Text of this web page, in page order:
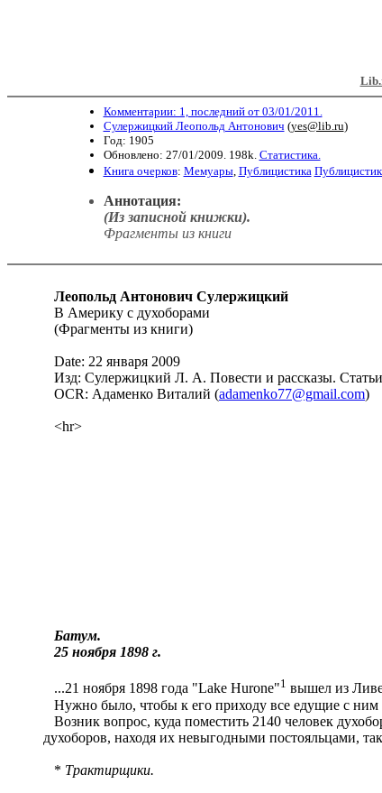
Комментарии: 1, последний от 03/01/2011.
Сулержицкий Леопольд Антонович (yes@lib.ru)
Год: 1905
Обновлено: 27/01/2009. 198k. Статистика.
Книга очерков: Мемуары, Публицистика
Аннотация:
(Из записной книжки).
Фрагменты из книги
Леопольд Антонович Сулержицкий
В Америку с духоборами
(Фрагменты из книги)
Date: 22 января 2009
Изд: Сулержицкий Л. А. Повести и рассказы.
OCR: Адаменко Виталий (adamenko77@gmail.com)
<hr>
Батум.
25 ноября 1898 г.
...21 ноября 1898 года "Lake Hurone"1 вышел из
Нужно было, чтобы к его приходу все едущие с
Возник вопрос, куда поместить 2140 человек
духоборов, находя их невыгодными постояльцами,
* Трактирщики.